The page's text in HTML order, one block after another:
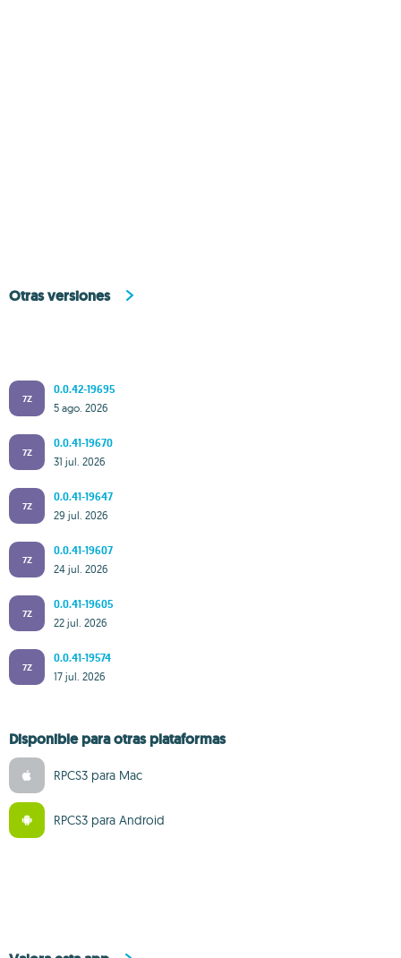
Otras versiones
7Z
0.0.42-19695
5 ago. 2026
7Z
0.0.41-19670
31 jul. 2026
7Z
0.0.41-19647
29 jul. 2026
7Z
0.0.41-19607
24 jul. 2026
7Z
0.0.41-19605
22 jul. 2026
7Z
0.0.41-19574
17 jul. 2026
Disponible para otras plataformas
RPCS3 para Mac
RPCS3 para Android